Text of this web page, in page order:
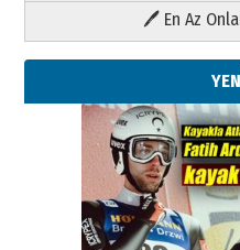
🖊 En Az